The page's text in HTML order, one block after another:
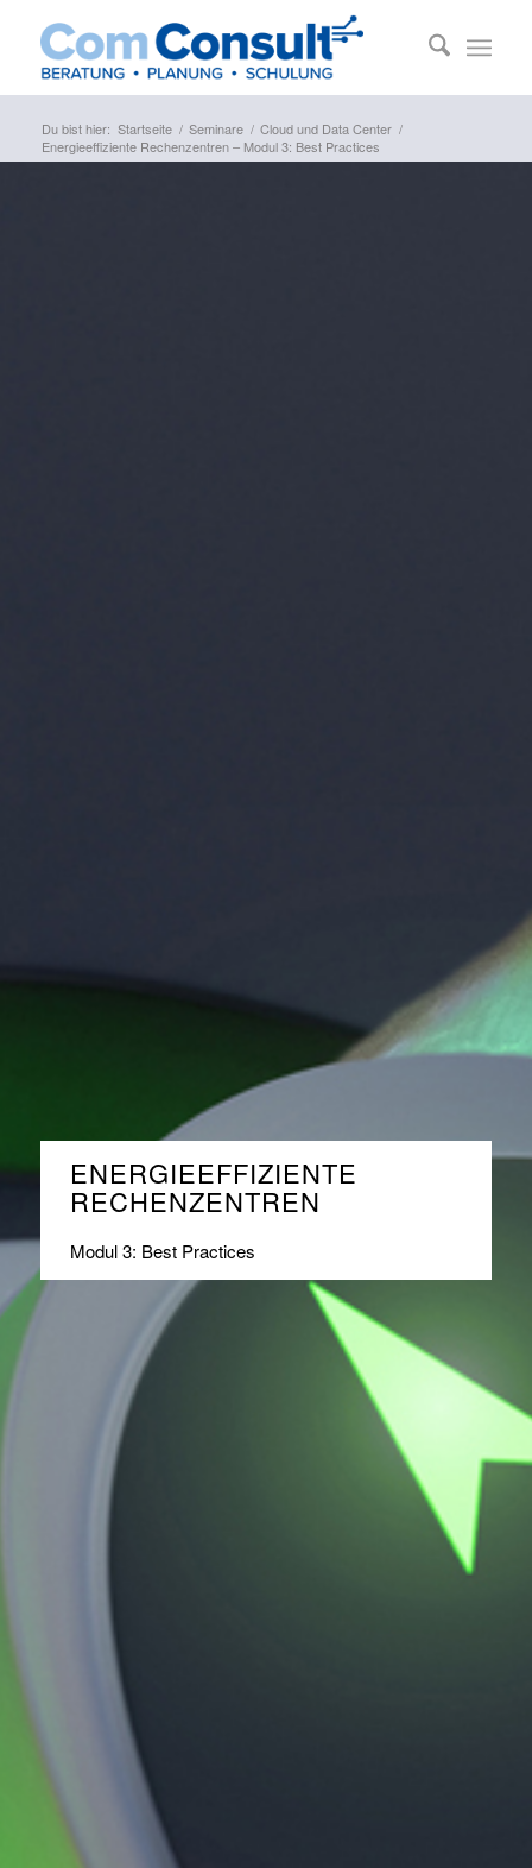
Du bist hier: Startseite / Seminare / Cloud und Data Center /
Energieeffiziente Rechenzentren – Modul 3: Best Practices
ENERGIEEFFIZIENTE
RECHENZENTREN
Modul 3: Best Practices